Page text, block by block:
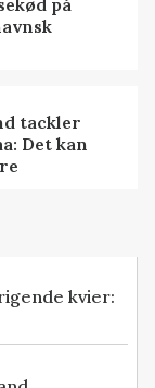
tackler
Det kan
kvier: